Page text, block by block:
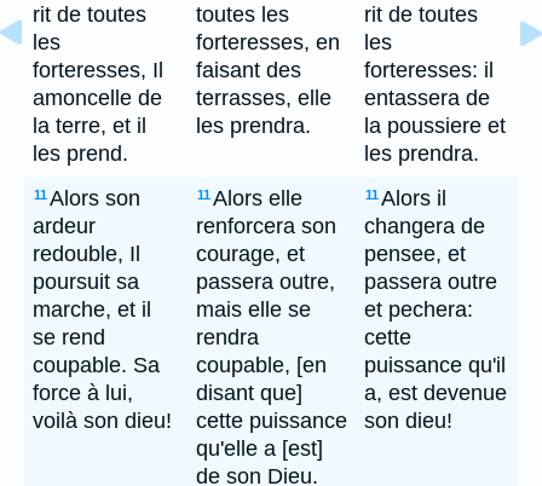
rit de toutes
les
forteresses, Il
amoncelle de
la terre, et il
les prend.
toutes les
forteresses, en
faisant des
terrasses, elle
les prendra.
rit de toutes
les
forteresses: il
entassera de
la poussiere et
les prendra.
11Alors son
ardeur
redouble, Il
poursuit sa
marche, et il
se rend
coupable. Sa
force à lui,
voilà son dieu!
11Alors elle
renforcera son
courage, et
passera outre,
mais elle se
rendra
coupable, [en
disant que]
cette puissance
qu'elle a [est]
de son Dieu.
11Alors il
changera de
pensee, et
passera outre
et pechera:
cette
puissance qu'il
a, est devenue
son dieu!